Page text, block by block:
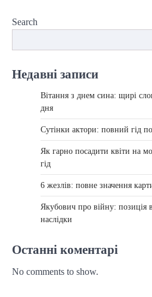
Search
Недавні записи
Вітання з днем сина: щирі
дня
Сутінки актори: повний гід по
Як гарно посадити квіти на
гід
6 жезлів: повне значення
Якубович про війну: позиція
наслідки
Останні коментарі
No comments to show.